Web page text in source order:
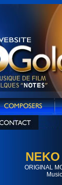
ORIGINAL